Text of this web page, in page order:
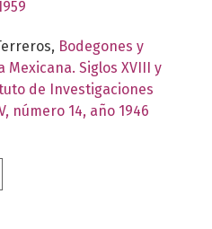
Bodegones y
Siglos XVIII y
de Investigaciones
número 14, año 1946